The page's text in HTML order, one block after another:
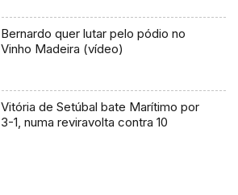
Bernardo quer lutar pelo pódio no
Vinho Madeira (vídeo)
Vitória de Setúbal bate Marítimo por
3-1, numa reviravolta contra 10